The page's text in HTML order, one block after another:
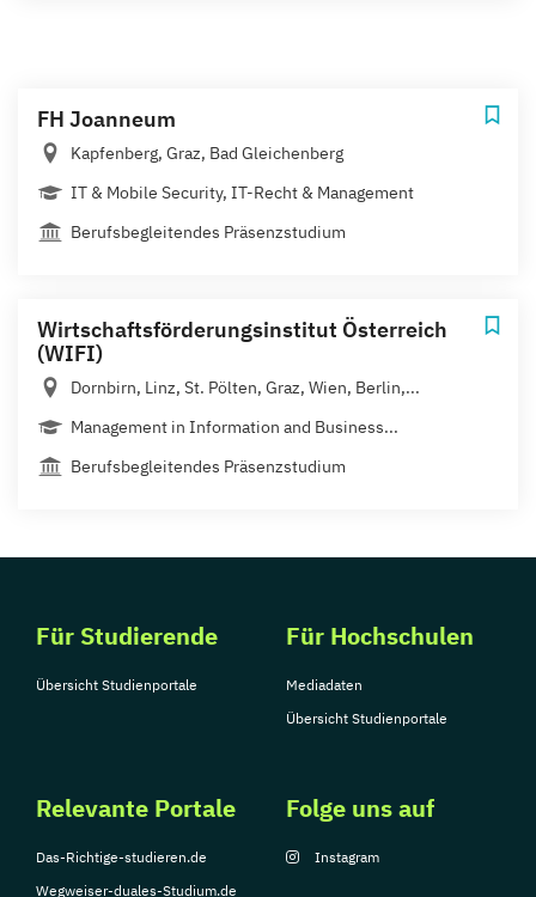
FH Joanneum
Kapfenberg, Graz, Bad Gleichenberg
IT & Mobile Security, IT-Recht & Management
Berufsbegleitendes Präsenzstudium
Wirtschaftsförderungsinstitut Österreich
(WIFI)
Dornbirn, Linz, St. Pölten, Graz, Wien, Berlin,...
Management in Information and Business...
Berufsbegleitendes Präsenzstudium
Für Studierende
Übersicht Studienportale
Für Hochschulen
Mediadaten
Übersicht Studienportale
Relevante Portale
Das-Richtige-studieren.de
Wegweiser-duales-Studium.de
Folge uns auf
Instagram